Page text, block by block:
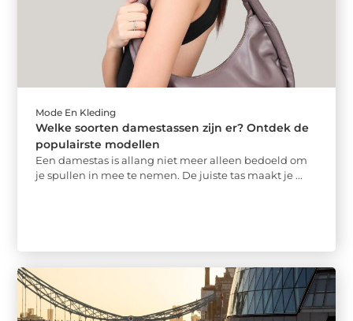
Mode En Kleding
Welke soorten damestassen zijn er? Ontdek de
populairste modellen
Een damestas is allang niet meer alleen bedoeld om
je spullen in mee te nemen. De juiste tas maakt je ...